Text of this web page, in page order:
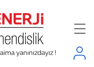
yanınızdayız !